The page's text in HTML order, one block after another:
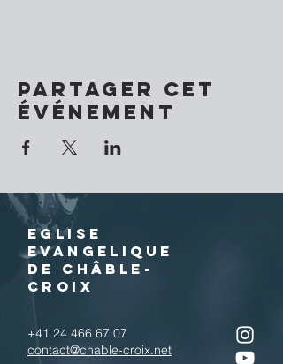
Partager cet
événement
EGLISE
EVANGELIQUE
DE CHÂBLE-
CROIX
+41 24 466 67 07
contact@chable-croix.net